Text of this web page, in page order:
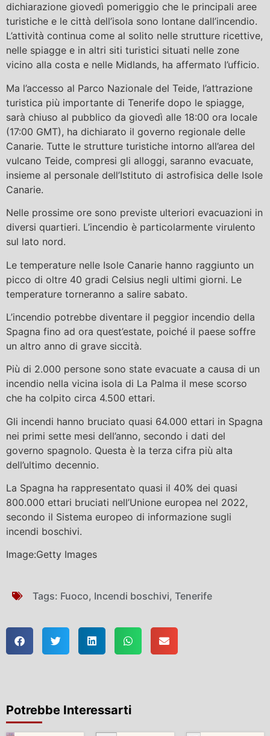
dichiarazione giovedì pomeriggio che le principali aree
turistiche e le città dell’isola sono lontane dall’incendio.
L’attività continua come al solito nelle strutture ricettive,
nelle spiagge e in altri siti turistici situati nelle zone
vicino alla costa e nelle Midlands, ha affermato l’ufficio.
Ma l’accesso al Parco Nazionale del Teide, l’attrazione
turistica più importante di Tenerife dopo le spiagge,
sarà chiuso al pubblico da giovedì alle 18:00 ora locale
(17:00 GMT), ha dichiarato il governo regionale delle
Canarie. Tutte le strutture turistiche intorno all’area del
vulcano Teide, compresi gli alloggi, saranno evacuate,
insieme al personale dell’Istituto di astrofisica delle Isole
Canarie.
Nelle prossime ore sono previste ulteriori evacuazioni in
diversi quartieri. L’incendio è particolarmente virulento
sul lato nord.
Le temperature nelle Isole Canarie hanno raggiunto un
picco di oltre 40 gradi Celsius negli ultimi giorni. Le
temperature torneranno a salire sabato.
L’incendio potrebbe diventare il peggior incendio della
Spagna fino ad ora quest’estate, poiché il paese soffre
un altro anno di grave siccità.
Più di 2.000 persone sono state evacuate a causa di un
incendio nella vicina isola di La Palma il mese scorso
che ha colpito circa 4.500 ettari.
Gli incendi hanno bruciato quasi 64.000 ettari in Spagna
nei primi sette mesi dell’anno, secondo i dati del
governo spagnolo. Questa è la terza cifra più alta
dell’ultimo decennio.
La Spagna ha rappresentato quasi il 40% dei quasi
800.000 ettari bruciati nell’Unione europea nel 2022,
secondo il Sistema europeo di informazione sugli
incendi boschivi.
Image:Getty Images
Tags: Fuoco, Incendi boschivi, Tenerife
Potrebbe Interessarti